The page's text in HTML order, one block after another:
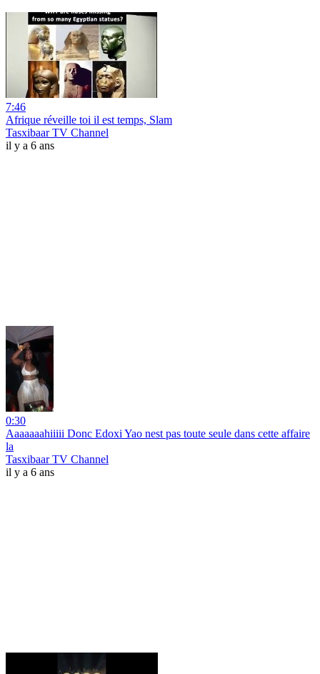
7:46
Afrique réveille toi il est temps, Slam
Tasxibaar TV Channel
il y a 6 ans
0:30
Aaaaaaahiiiii Donc Edoxi Yao nest pas toute seule dans cette affaire
la
Tasxibaar TV Channel
il y a 6 ans